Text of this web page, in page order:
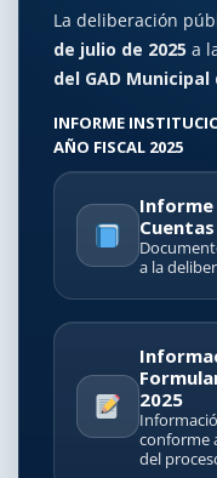
La deliberación
de julio de 2025 a
del GAD
INFORME
AÑO FISCAL 2025
Informe
a la
2025
conforme
del